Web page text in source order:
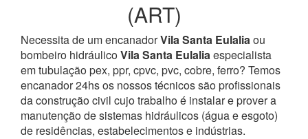
(ART)
Necessita de um encanadorVila Santa Eulaliaou
bombeiro hidráulicoVila Santa Eulaliaespecialista
em tubulação pex, ppr, cpvc, pvc, cobre, ferro? Temos
encanador 24hs os nossos técnicos são profissionais
da construção civil cujo trabalho é instalar e prover a
manutenção de sistemas hidráulicos (água e esgoto)
de residências, estabelecimentos e indústrias.